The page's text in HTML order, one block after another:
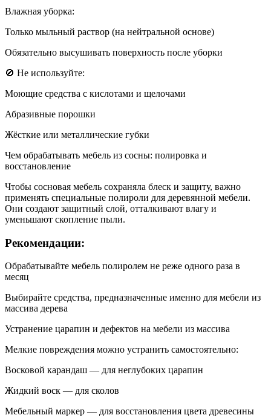
Влажная уборка:
Только мыльный раствор (на нейтральной основе)
Обязательно высушивать поверхность после уборки
🚫 Не используйте:
Моющие средства с кислотами и щелочами
Абразивные порошки
Жёсткие или металлические губки
Чем обрабатывать мебель из сосны: полировка и
восстановление
Чтобы сосновая мебель сохраняла блеск и защиту, важно
применять специальные полироли для деревянной мебели.
Они создают защитный слой, отталкивают влагу и
уменьшают скопление пыли.
Рекомендации:
Обрабатывайте мебель полиролем не реже одного раза в
месяц
Выбирайте средства, предназначенные именно для мебели из
массива дерева
Устранение царапин и дефектов на мебели из массива
Мелкие повреждения можно устранить самостоятельно:
Восковой карандаш — для неглубоких царапин
Жидкий воск — для сколов
Мебельный маркер — для восстановления цвета древесины